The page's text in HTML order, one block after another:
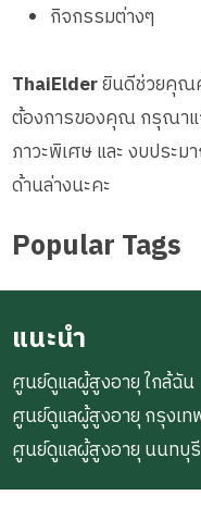
กิจกรรมต่างๆ
ThaiElderยินดีช่วยคุณ
ต้องการของคุณ กรุณาแ
ภาวะพิเศษ และ งบประ
ด้านล่างนะคะ
Popular Tags
แนะนำ
ศูนย์ดูแลผู้สูงอายุ ใกล้ฉัน
ศูนย์ดูแลผู้สูงอายุ กรุงเท
ศูนย์ดูแลผู้สูงอายุ นนทบุรี